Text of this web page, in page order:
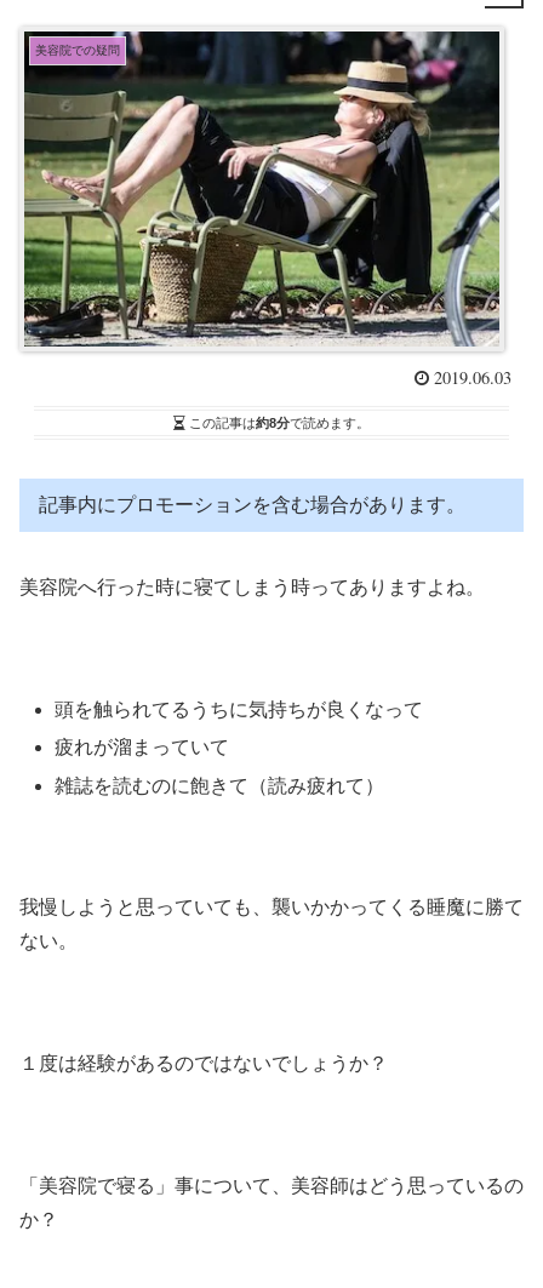
美容院での疑問
2019.06.03
この記事は約8分で読めます。
記事内にプロモーションを含む場合があります。
美容院へ行った時に寝てしまう時ってありますよね。
頭を触られてるうちに気持ちが良くなって
疲れが溜まっていて
雑誌を読むのに飽きて（読み疲れて）
我慢しようと思っていても、襲いかかってくる睡魔に勝て
ない。
１度は経験があるのではないでしょうか？
「美容院で寝る」事について、美容師はどう思っているの
か？